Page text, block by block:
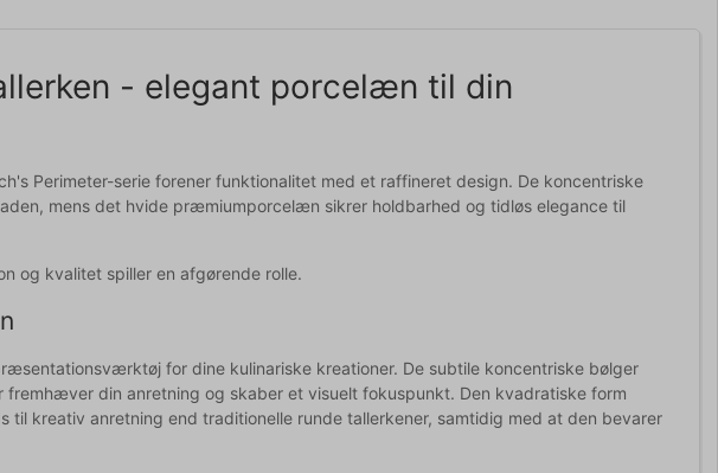
- elegant porcelæn til din
Perimeter-serie forener funktionalitet med et raffineret design. De koncentriske
mens det hvide præmiumporcelæn sikrer holdbarhed og tidløs elegance til
og kvalitet spiller en afgørende rolle.
for dine kulinariske kreationer. De subtile koncentriske bølger
din anretning og skaber et visuelt fokuspunkt. Den kvadratiske form
kreativ anretning end traditionelle runde tallerkener, samtidig med at den bevarer